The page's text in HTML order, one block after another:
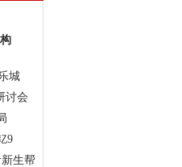
城
讨会
9
生帮